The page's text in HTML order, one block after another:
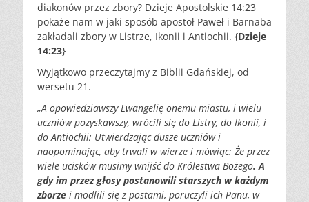
diakonów przez zbory? Dzieje Apostolskie 14:23
pokaże nam w jaki sposób apostoł Paweł i Barnaba
zakładali zbory w Listrze, Ikonii i Antiochii. {Dzieje
14:23}
Wyjątkowo przeczytajmy z Biblii Gdańskiej, od
wersetu 21.
„A opowiedziawszy Ewangelię onemu miastu, i wielu
uczniów pozyskawszy, wrócili się do Listry, do Ikonii, i
do Antiochii; Utwierdzając dusze uczniów i
naopominając, aby trwali w wierze i mówiąc: Że przez
wiele ucisków musimy wnijść do Królestwa Bożego. A
gdy im przez głosy postanowili starszych w każdym
zborze i modlili się z postami, poruczyli ich Panu, w